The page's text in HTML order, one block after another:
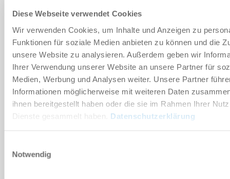
Diese Webseite verwendet Cookies
Wir verwenden Cookies, um Inhalte und Anzeigen zu
Funktionen für soziale Medien anbieten zu können und die
unsere Website zu analysieren. Außerdem geben wir
Ihrer Verwendung unserer Website an unsere Partner für
Medien, Werbung und Analysen weiter. Unsere Partner
Informationen möglicherweise mit weiteren Daten
ihnen bereitgestellt haben oder die sie im Rahmen Ihrer
Dienste gesammelt haben. Datenschutzerklärung
Notwendig
IP54
인덕티브 센서
2개 위치 위치 설정 가능성
선회각 180°
기술 데이터